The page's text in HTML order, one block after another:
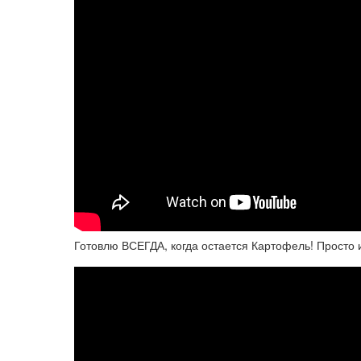
Готовлю ВСЕГДА, когда остается Картофель! Просто